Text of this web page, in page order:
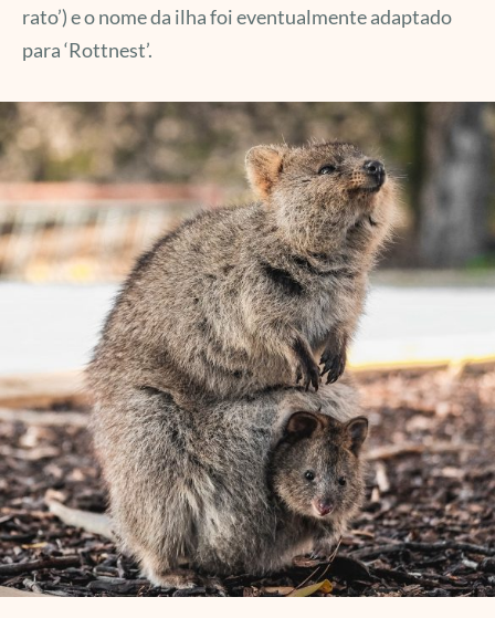
rato’) e o nome da ilha foi eventualmente adaptado
para ‘Rottnest’.